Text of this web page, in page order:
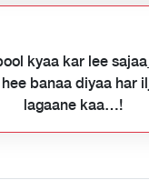
kyaa kar lee
banaa diyaa har
lagaane kaa…!